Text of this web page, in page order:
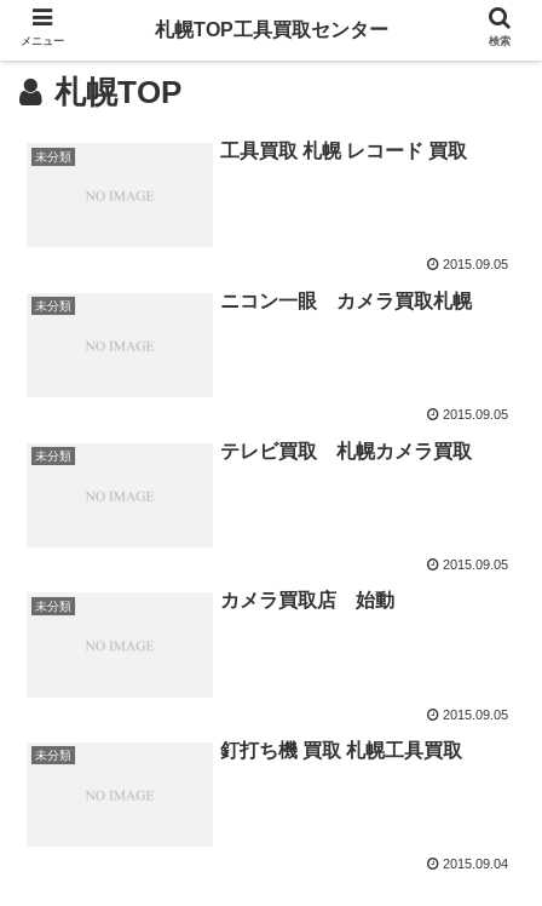
札幌TOP
未分類 工具買取 札幌 レコード 買取
2015.09.05
未分類 ニコン一眼 カメラ買取札幌
2015.09.05
未分類 テレビ買取 札幌カメラ買取
2015.09.05
未分類 カメラ買取店 始動
2015.09.05
未分類 釘打ち機 買取 札幌工具買取
2015.09.04
メニュー
札幌TOP工具買取センター
検索